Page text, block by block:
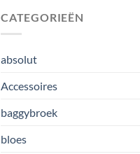
CATEGORIEËN
absolut
Accessoires
baggybroek
bloes